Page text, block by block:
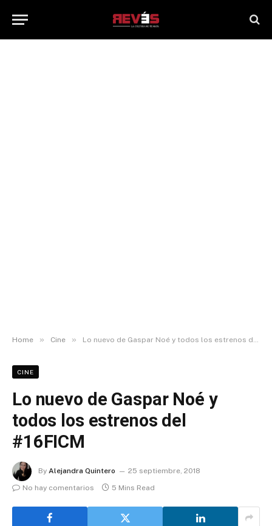
Home » Cine » Lo nuevo de Gaspar Noé y todos los estrenos del #16FICM
CINE
Lo nuevo de Gaspar Noé y
todos los estrenos del
#16FICM
By Alejandra Quintero
25 septiembre, 2018
No hay comentarios
5 Mins Read